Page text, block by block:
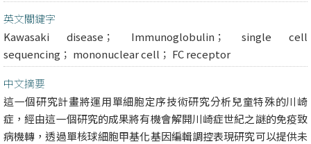
英文關鍵字
Kawasaki disease； Immunoglobulin； single cell
sequencing； mononuclear cell； FC receptor
中文摘要
這一個研究計畫將運用單細胞定序技術研究分析兒童特殊的川崎
症，經由這一個研究的成果將有機會解開川崎症世紀之謎的免疫致
病機轉，透過單核球細胞甲基化基因編輯調控表現研究可以提供未